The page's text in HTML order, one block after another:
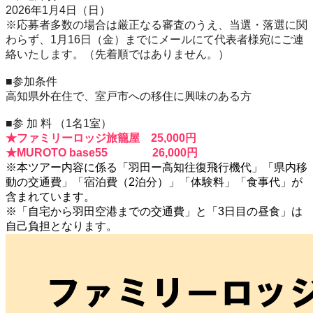
2026年1月4日（日）
※応募者多数の場合は厳正なる審査のうえ、当選・落選に関
わらず、1 月16日（金）までにメールにて代表者様宛にご連
絡いたします。（先着順ではありません。）
■参加条件
高知県外在住で、室戸市への移住に興味のある方
■参 加 料 （1名1室）
★ファミリーロッジ旅籠屋 25,000円
★MUROTO base55 26,000円
※本ツアー内容に係る「羽田ー高知往復飛行機代」「県内移
動の交通費」「宿泊費（2泊分）」「体験料」「食事代」が
含まれています。
※「自宅から羽田空港までの交通費」と「3日目の昼食」は
自己負担となります。